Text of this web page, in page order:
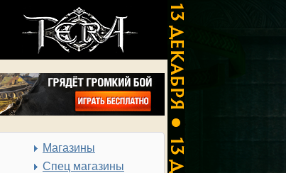
Магазины
Спец магазины